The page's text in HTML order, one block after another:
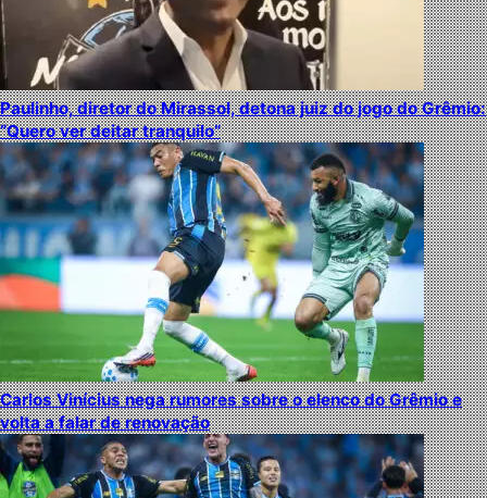
Paulinho, diretor do Mirassol, detona juiz do jogo do Grêmio:
“Quero ver deitar tranquilo”
Carlos Vinícius nega rumores sobre o elenco do Grêmio e
volta a falar de renovação